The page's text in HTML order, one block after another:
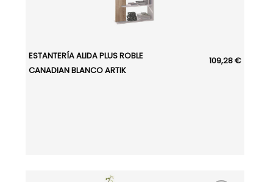
ESTANTERÍA ALIDA PLUS ROBLE
CANADIAN BLANCO ARTIK
109,28 €